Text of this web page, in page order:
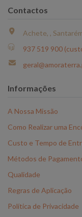
Contactos
Achete, ,
937 519 900
Informações
A Nossa Missão
Como Realizar uma
Custo e Tempo de
Métodos de
Qualidade
Regras de Aplicação
Política de Privacidade